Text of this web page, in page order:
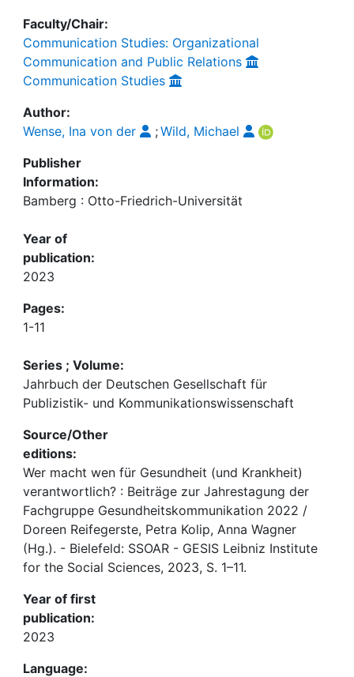
Faculty/Chair:
Communication Studies: Organizational
Communication and Public Relations
Communication Studies
Author:
Wense, Ina von der
;Wild, Michael
Publisher
Information:
Bamberg : Otto-Friedrich-Universität
Year of
publication:
2023
Pages:
1-11
Series ; Volume:
Jahrbuch der Deutschen Gesellschaft für
Publizistik- und Kommunikationswissenschaft
Source/Other
editions:
Wer macht wen für Gesundheit (und Krankheit)
verantwortlich? : Beiträge zur Jahrestagung der
Fachgruppe Gesundheitskommunikation 2022 /
Doreen Reifegerste, Petra Kolip, Anna Wagner
(Hg.). - Bielefeld: SSOAR - GESIS Leibniz Institute
for the Social Sciences, 2023, S. 1–11.
Year of first
publication:
2023
Language: